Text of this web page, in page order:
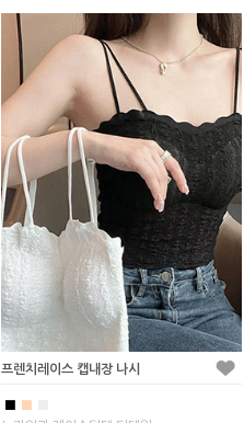
프렌치레이스 캡내장 나시
■